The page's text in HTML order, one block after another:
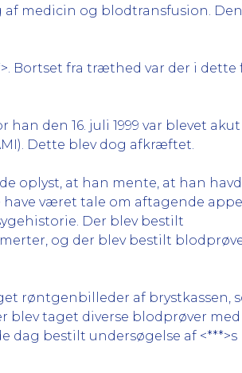
medicin og blodtransfusion. Den
Bortset fra træthed var der i dette
han den 16. juli 1999 var blevet
Dette blev dog afkræftet.
oplyst, at han mente, at han
været tale om aftagende
Der blev bestilt
og der blev bestilt
røntgenbilleder af brystkassen,
taget diverse blodprøver
bestilt undersøgelse af <***>s